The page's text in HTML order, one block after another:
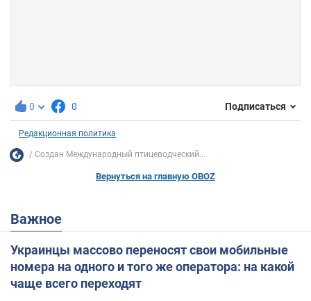
0 0 Подписаться
Редакционная политика
Создан Международный птицеводческий...
Вернуться на главную OBOZ
Важное
Украинцы массово переносят свои мобильные
номера на одного и того же оператора: на какой
чаще всего переходят